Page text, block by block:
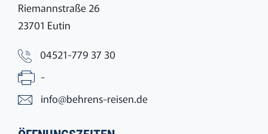
Riemannstraße 26
23701 Eutin
04521-779 37 30
-
info@behrens-reisen.de